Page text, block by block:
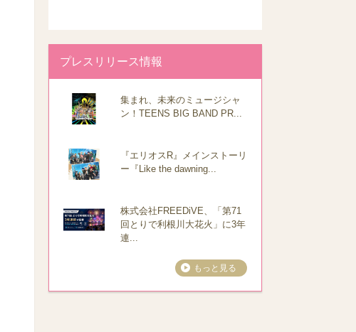
プレスリリース情報
集まれ、未来のミュージシャ
ン！TEENS BIG BAND PR...
『エリオスR』メインストーリ
ー『Like the dawning...
株式会社FREEDiVE、「第71
回とりで利根川大花火」に3年
連...
もっと見る